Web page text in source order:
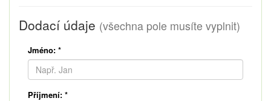
Dodací údaje (všechna pole musíte vyplnit)
Jméno: *
Příjmení: *